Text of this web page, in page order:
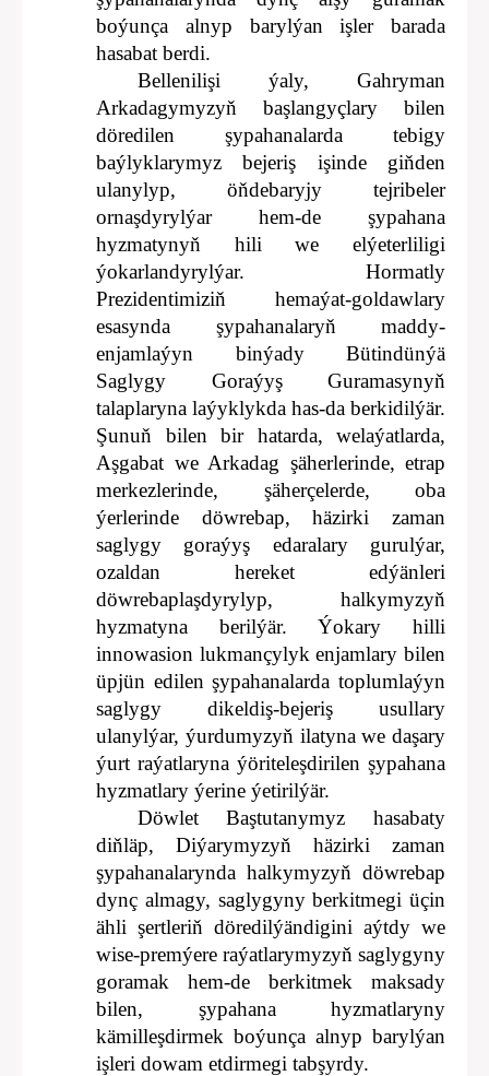
boýunça alnyp barylýan işler barada
hasabat berdi.
Bellenilişi ýaly, Gahryman
Arkadagymyzyň başlangyçlary bilen
döredilen şypahanalarda tebigy
baýlyklarymyz bejeriş işinde giňden
ulanylyp, öňdebaryjy tejribeler
ornaşdyrylýar hem-de şypahana
hyzmatynyň hili we elýeterliligi
ýokarlandyrylýar. Hormatly
Prezidentimiziň hemaýat-goldawlary
esasynda şypahanalaryň maddy-
enjamlaýyn binýady Bütindünýä
Saglygy Goraýyş Guramasynyň
talaplaryna laýyklykda has-da berkidilýär.
Şunuň bilen bir hatarda, welaýatlarda,
Aşgabat we Arkadag şäherlerinde, etrap
merkezlerinde, şäherçelerde, oba
ýerlerinde döwrebap, häzirki zaman
saglygy goraýyş edaralary gurulýar,
ozaldan hereket edýänleri
döwrebaplaşdyrylyp, halkymyzyň
hyzmatyna berilýär. Ýokary hilli
innowasion lukmançylyk enjamlary bilen
üpjün edilen şypahanalarda toplumlaýyn
saglygy dikeldiş-bejeriş usullary
ulanylýar, ýurdumyzyň ilatyna we daşary
ýurt raýatlaryna ýöriteleşdirilen şypahana
hyzmatlary ýerine ýetirilýär.
Döwlet Baştutanymyz hasabaty
diňläp, Diýarymyzyň häzirki zaman
şypahanalarynda halkymyzyň döwrebap
dynç almagy, saglygyny berkitmegi üçin
ähli şertleriň döredilýändigini aýtdy we
wise-premýere raýatlarymyzyň saglygyny
goramak hem-de berkitmek maksady
bilen, şypahana hyzmatlaryny
kämilleşdirmek boýunça alnyp barylýan
işleri dowam etdirmegi tabşyrdy.